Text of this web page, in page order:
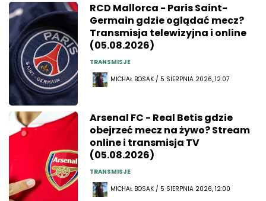
RCD Mallorca - Paris Saint-
Germain gdzie oglądać mecz?
Transmisja telewizyjna i online
(05.08.2026)
TRANSMISJE
MICHAŁ BOSAK / 5 SIERPNIA 2026, 12:07
Arsenal FC - Real Betis gdzie
obejrzeć mecz na żywo? Stream
online i transmisja TV
(05.08.2026)
TRANSMISJE
MICHAŁ BOSAK / 5 SIERPNIA 2026, 12:00